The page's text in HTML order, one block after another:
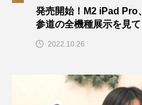
発売開始！M2 iPad
参道の全機種展示を見て
2022.10.26